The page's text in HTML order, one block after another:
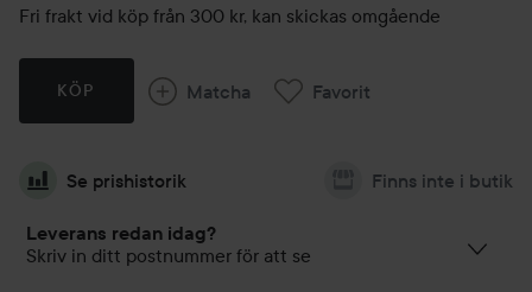
Fri frakt vid köp från 300 kr, kan skickas omgående
KÖP Matcha Favorit
Se prishistorik Finns inte i butik
Leverans redan idag?
Skriv in ditt postnummer för att se